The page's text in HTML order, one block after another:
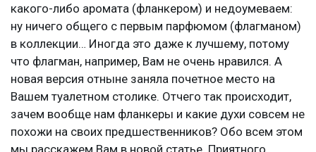
какого-либо аромата (фланкером) и недоумеваем:
ну ничего общего с первым парфюмом (флагманом)
в коллекции… Иногда это даже к лучшему, потому
что флагман, например, Вам не очень нравился. А
новая версия отныне заняла почетное место на
Вашем туалетном столике. Отчего так происходит,
зачем вообще нам фланкеры и какие духи совсем не
похожи на своих предшественников? Обо всем этом
мы расскажем Вам в новой статье. Приятного